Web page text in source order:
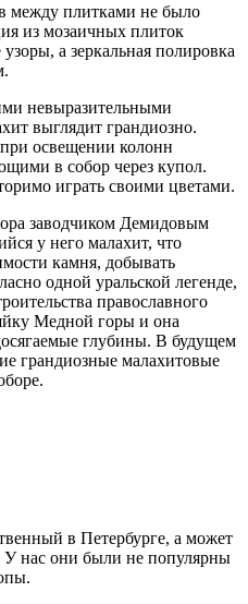
между плитками не было
из мозаичных плиток
а зеркальная полировка
невыразительными
выглядит грандиозно.
освещении колонн
в собор через купол.
играть своими цветами.
заводчиком Демидовым
у него малахит, что
камня, добывать
одной уральской легенде,
православного
Медной горы и она
глубины. В будущем
грандиозные малахитовые
в Петербурге, а может
нас они были не популярны